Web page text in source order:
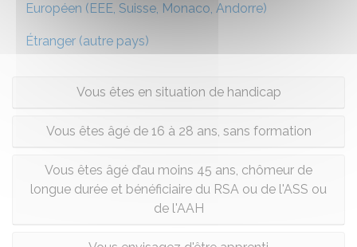
Européen (EEE, Suisse, Monaco, Andorre)
Étranger (autre pays)
Vous êtes en situation de handicap
Vous êtes âgé de 16 à 28 ans, sans formation
Vous êtes âgé d’au moins 45 ans, chômeur de
longue durée et bénéficiaire du RSA ou de l'ASS ou
de l'AAH